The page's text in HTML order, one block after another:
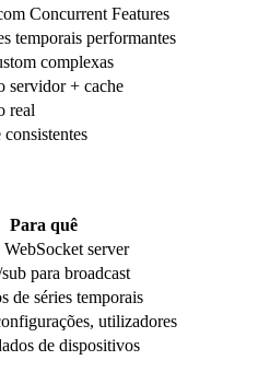
Concurrent Features
temporais performantes
complexas
servidor + cache
real
Para quê
server
para broadcast
de séries temporais
utilizadores
de dispositivos